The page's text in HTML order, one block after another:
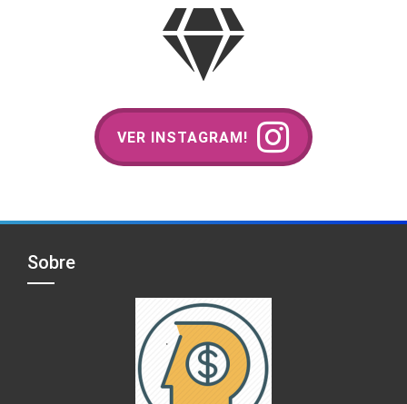
VER INSTAGRAM!
Sobre